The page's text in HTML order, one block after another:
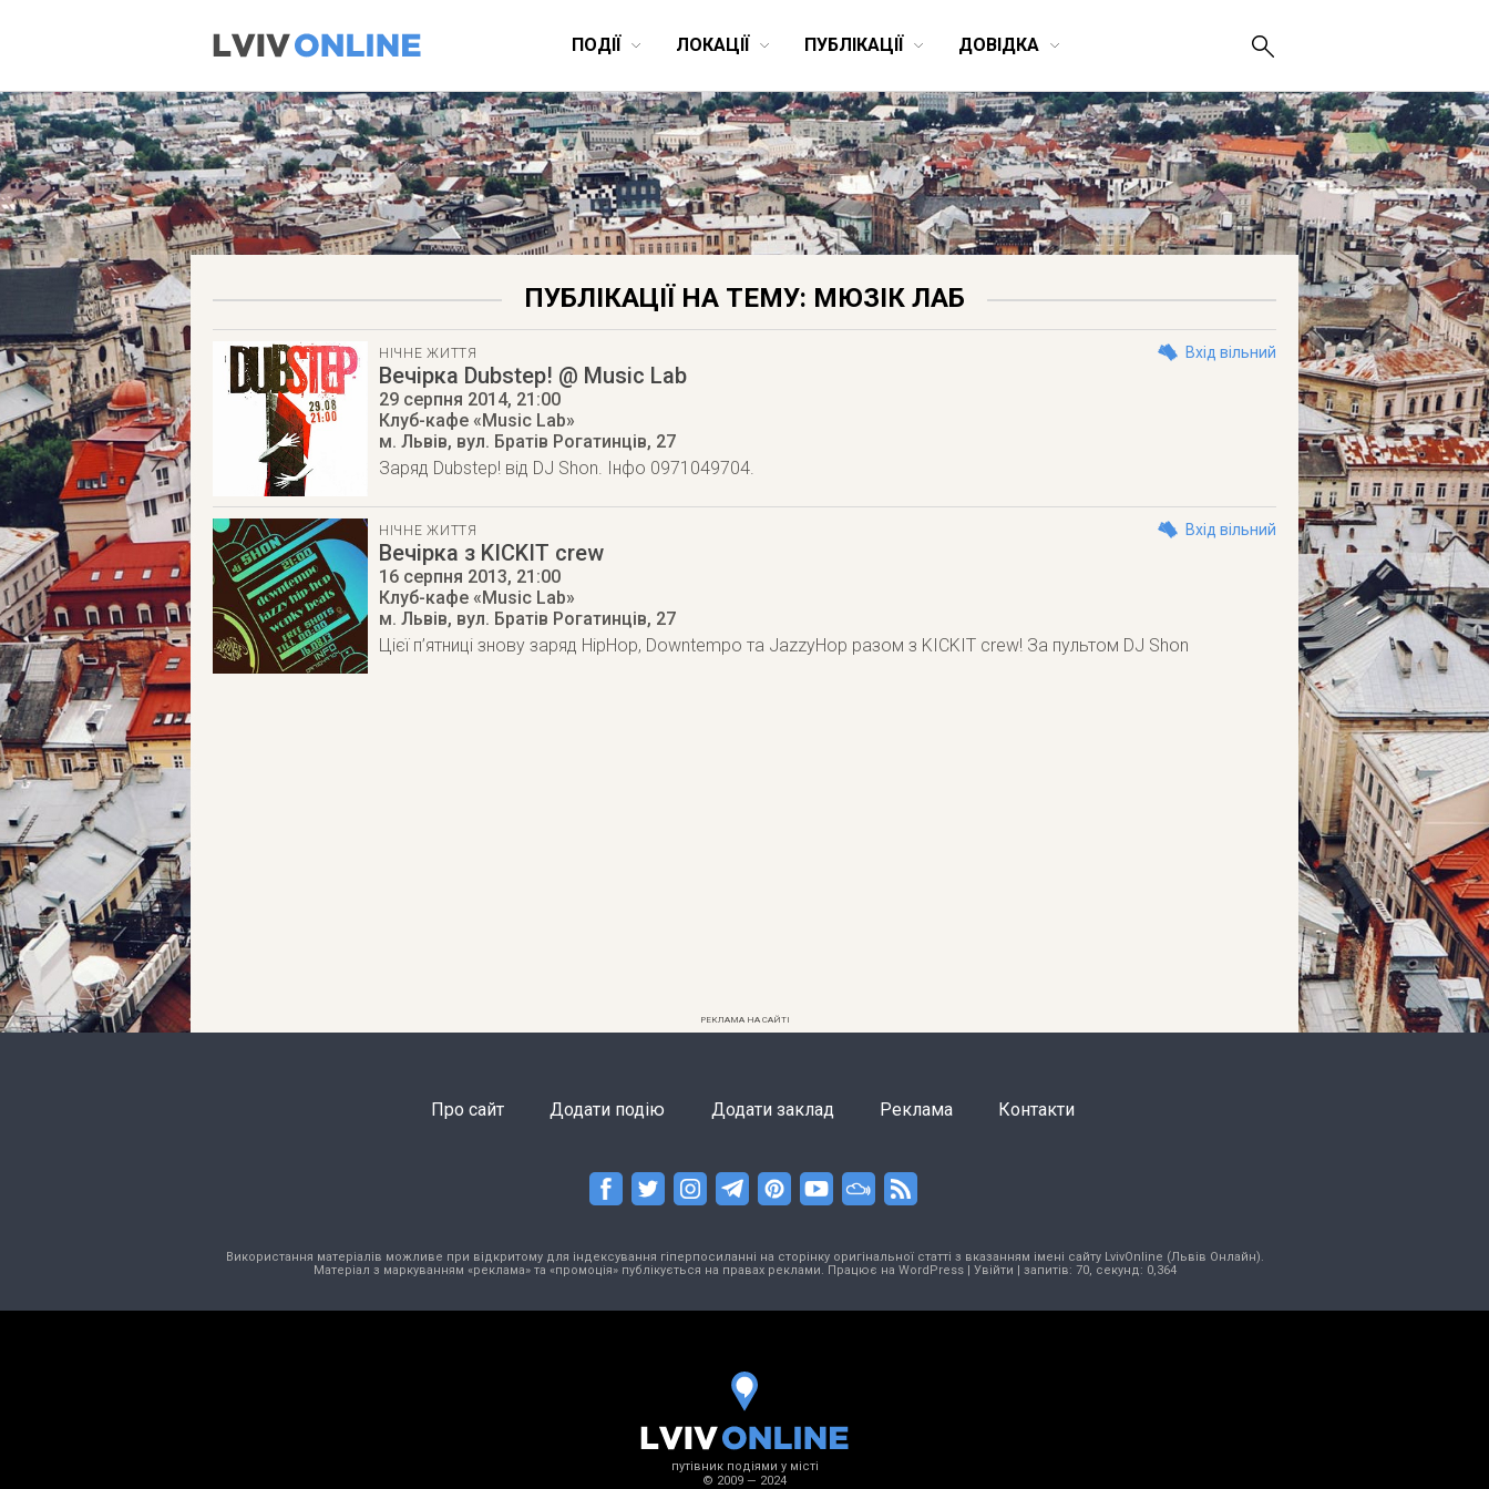
ПОДІЇ ЛОКАЦІЇ ПУБЛІКАЦІЇ ДОВІДКА
ПУБЛІКАЦІЇ НА ТЕМУ: МЮЗІК ЛАБ
НІЧНЕ ЖИТТЯ Вхід вільний
Вечірка Dubstep! @ Music Lab
29 серпня 2014, 21:00
Клуб-кафе «Music Lab»
м. Львів, вул. Братів Рогатинців, 27
Заряд Dubstep! від DJ Shon. Інфо 0971049704.
НІЧНЕ ЖИТТЯ Вхід вільний
Вечірка з KICKIT crew
16 серпня 2013, 21:00
Клуб-кафе «Music Lab»
м. Львів, вул. Братів Рогатинців, 27
Цієї п’ятниці знову заряд HipHop, Downtempo та JazzyHop разом з KICKIT crew! За пультом DJ Shon
РЕКЛАМА НА САЙТІ
Про сайт Додати подію Додати заклад Реклама Контакти
Використання матеріалів можливе при відкритому для індексування гіперпосиланні на сторінку оригінальної статті з вказанням імені сайту LvivOnline (Львів Онлайн).
Матеріал з маркуванням «реклама» та «промоція» публікується на правах реклами. Працює на WordPress| Увійти | запитів: 70, секунд: 0,364
путівник подіями у місті
© 2009 — 2024